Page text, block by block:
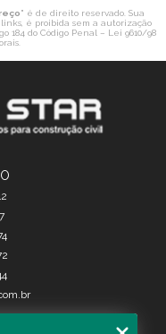
" é de direito reservado. Sua
é proibida sem a autorização
184 do Código Penal – Lei 9610/98
.